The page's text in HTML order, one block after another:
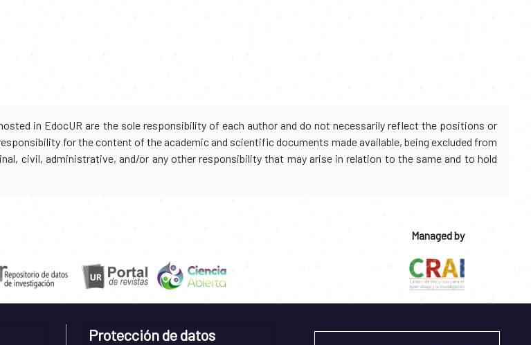
in EdocUR are the sole responsibility of each author and do not necessarily reflect the positions or
for the content of the academic and scientific documents made available, being excluded from
civil, administrative, and/or any other responsibility that may arise in relation to the same and to hold
Managed by
Protección de datos